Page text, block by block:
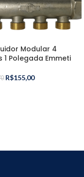
Modular 4
1 Polegada Emmeti
R$155,00